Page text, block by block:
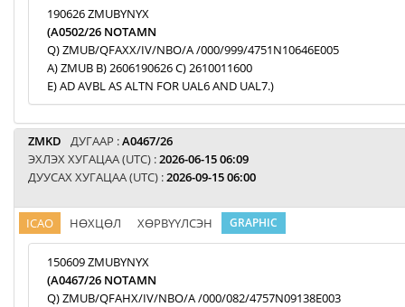
190626 ZMUBYNYX
(A0502/26 NOTAMN
Q) ZMUB/QFAXX/IV/NBO/A /000/999/4751N10646E005
A) ZMUB B) 2606190626 C) 2610011600
E) AD AVBL AS ALTN FOR UAL6 AND UAL7.)
ZMKD ДУГААР :A0467/26
ЭХЛЭХ ХУГАЦАА (UTC) :2026-06-15 06:09
ДУУСАХ ХУГАЦАА (UTC) :2026-09-15 06:00
ICAO НӨХЦӨЛ ХӨРВҮҮЛСЭН GRAPHIC
150609 ZMUBYNYX
(A0467/26 NOTAMN
Q) ZMUB/QFAHX/IV/NBO/A /000/082/4757N09138E003